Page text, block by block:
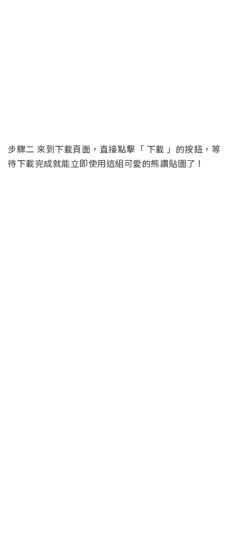
步驟二 來到下載頁面，直接點擊「 下載 」的按鈕，等
待下載完成就能立即使用這組可愛的熊讚貼圖了 !